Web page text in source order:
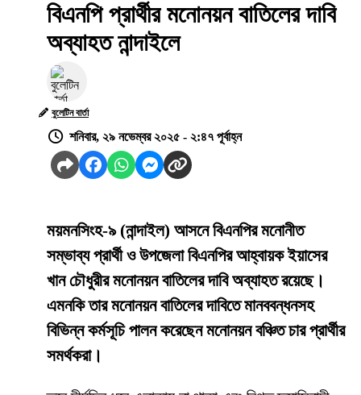
বিএনপি প্রার্থীর মনোনয়ন বাতিলের দাবি
অব্যাহত নান্দাইলে
বুলেটিন বার্তা
শনিবার, ২৯ নভেম্বর ২০২৫ - ২:৪৭ পূর্বাহ্ন
ময়মনসিংহ-৯ (নান্দাইল) আসনে বিএনপির মনোনীত
সম্ভাব্য প্রার্থী ও উপজেলা বিএনপির আহ্বায়ক ইয়াসের
খান চৌধুরীর মনোনয়ন বাতিলের দাবি অব্যাহত রয়েছে।
এমনকি তার মনোনয়ন বাতিলের দাবিতে মানববন্ধনসহ
বিভিন্ন কর্মসূচি পালন করেছেন মনোনয়ন বঞ্চিত চার প্রার্থীর
সমর্থকরা।